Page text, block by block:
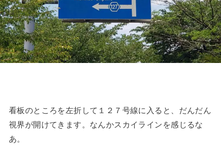
看板のところを左折して１２７号線に入ると、だんだん
視界が開けてきます。なんかスカイラインを感じるな
あ。